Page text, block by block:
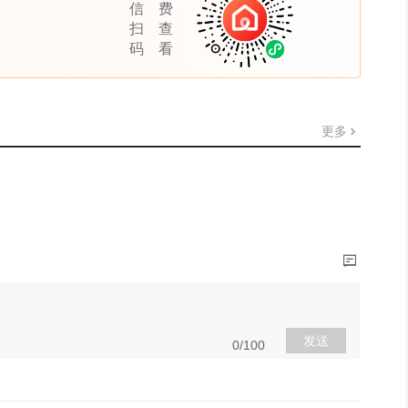
信
扫
码
费
查
看
更多
0/100 发送